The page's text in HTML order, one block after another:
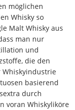
möglichen
Whisky so
Malt Whisky aus
man nur
und
die den
Whiskyindustrie
basierend
durch
voran Whiskyliköre